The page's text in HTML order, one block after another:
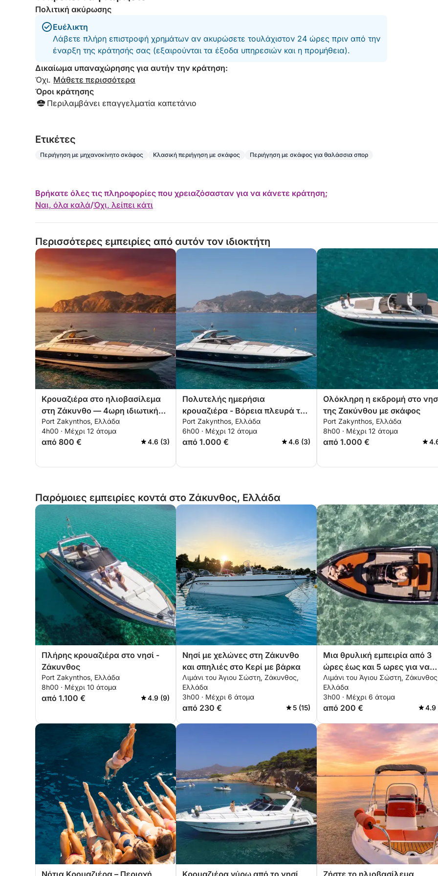
Πολιτική ακύρωσης
Ευέλικτη
Λάβετε πλήρη επιστροφή χρημάτων αν ακυρώσετε τουλάχιστον 24 ώρες πριν από την
έναρξη της κράτησής σας (εξαιρούνται τα έξοδα υπηρεσιών και η προμήθεια).
Δικαίωμα υπαναχώρησης για αυτήν την κράτηση:
Όχι. Μάθετε περισσότερα
Όροι κράτησης
Περιλαμβάνει επαγγελματία καπετάνιο
Eτικέτες
Περιήγηση με μηχανοκίνητο σκάφος Κλασική περιήγηση με σκάφος Περιήγηση με σκάφος για θαλάσσια σπορ
Βρήκατε όλες τις πληροφορίες που χρειαζόσασταν για να κάνετε κράτηση;
Ναι, όλα καλά/Όχι, λείπει κάτι
Περισσότερες εμπειρίες από αυτόν τον ιδιοκτήτη
Κρουαζιέρα στο ηλιοβασίλεμα
στη Ζάκυνθο — 4ωρη ιδιωτική
απόδραση με όλα τα
απαραίτητα
Port Zakynthos, Ελλάδα
4h00 · Μέχρι 12 άτομα
από 800 € 4.6 (3)
Πολυτελής ημερήσια
κρουαζιέρα - Βόρεια πλευρά της
Ζακύνθου
Port Zakynthos, Ελλάδα
6h00 · Μέχρι 12 άτομα
από 1.000 € 4.6 (3)
Ολόκληρη η εκδρομή στο
της Ζακύνθου με σκάφος
Port Zakynthos, Ελλάδα
8h00 · Μέχρι 12 άτομα
από 1.000 €
Παρόμοιες εμπειρίες κοντά στο Ζάκυνθος, Ελλάδα
Πλήρης κρουαζιέρα στο νησί -
Ζάκυνθος
Port Zakynthos, Ελλάδα
8h00 · Μέχρι 10 άτομα
από 1.100 € 4.9 (9)
Νησί με χελώνες στη Ζάκυνθο
και σπηλιές στο Κερί με βάρκα
Λιμάνι του Άγιου Σώστη, Ζάκυνθος,
Ελλάδα
3h00 · Μέχρι 6 άτομα
από 230 € 5 (15)
Μια θρυλική εμπειρία από 3
ώρες έως και 5 ωρες για να
ανακαλύψετε τις παραλίες
Ζάκυνθου με μηχανοκίνητο
σκάφος
Λιμάνι του Άγιου Σώστη,
Ελλάδα
3h00 · Μέχρι 6 άτομα
από 200 € 4.9
Νότια Κρουαζιέρα – Περιοχή Κρουαζιέρα γύρω από το νησί Ζήστε το ηλιοβασίλεμα